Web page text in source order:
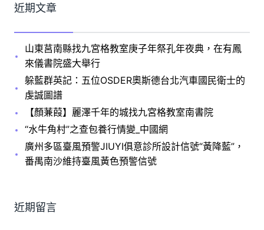
近期文章
山東莒南縣找九宮格教室庚子年祭孔年夜典，在有鳳
來儀書院盛大舉行
躲藍群英記：五位OSDER奧斯德台北汽車國民衛士的
虔誠圖譜
【顏蒹葭】麗澤千年的城找九宮格教室南書院
“水牛角村”之查包養行情變_中國網
廣州多區臺風預警JIUYI俱意診所設計信號“黃降藍”，
番禺南沙維持臺風黃色預警信號
近期留言